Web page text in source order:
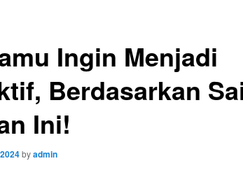
Ingin Menjadi
Berdasarkan
Ini!
byadmin